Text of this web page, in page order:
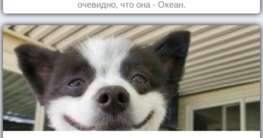
очевидно, что она - Океан.